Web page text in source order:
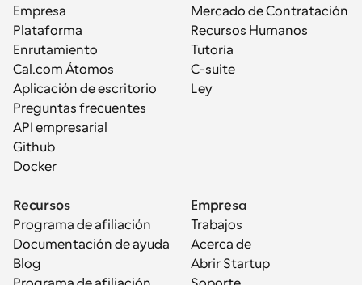
Empresa
Plataforma
Enrutamiento
Cal.com Átomos
Aplicación de escritorio
Preguntas frecuentes
API empresarial
Github
Docker
Mercado de Contratación
Recursos Humanos
Tutoría
C-suite
Ley
Recursos
Programa de afiliación
Documentación de ayuda
Blog
Empresa
Trabajos
Acerca de
Abrir Startup